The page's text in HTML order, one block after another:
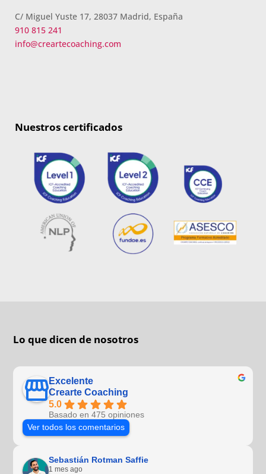
C/ Miguel Yuste 17, 28037 Madrid, España
910 815 241
info@creartecoaching.com
Nuestros certificados
Lo que dicen de nosotros
Excelente
Crearte Coaching
5.0
Basado en 475 opiniones
Ver todos los comentarios
Sebastián Rotman Saffie
1 mes ago